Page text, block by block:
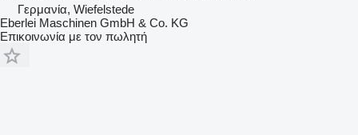
Γερμανία, Wiefelstede
Eberlei Maschinen GmbH & Co. KG
Επικοινωνία με τον πωλητή